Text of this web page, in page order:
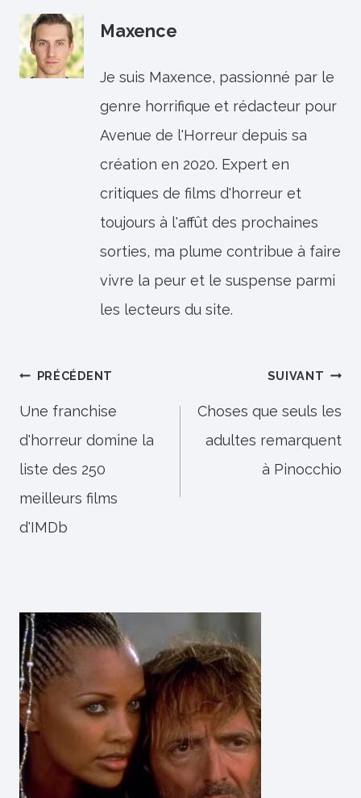
Maxence
Je suis Maxence, passionné par le
genre horrifique et rédacteur pour
Avenue de l'Horreur depuis sa
création en 2020. Expert en
critiques de films d'horreur et
toujours à l'affût des prochaines
sorties, ma plume contribue à faire
vivre la peur et le suspense parmi
les lecteurs du site.
Navigation
de
l’article
PRÉCÉDENT
Une franchise
d'horreur domine la
liste des 250
meilleurs films
d'IMDb
SUIVANT
Choses que seuls les
adultes remarquent
à Pinocchio